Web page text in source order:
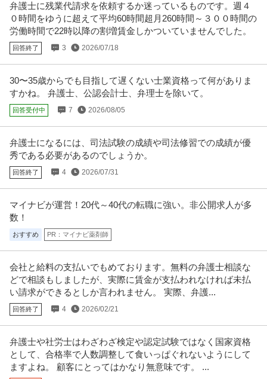
スターフォード司法書士事務所
新着 パート・アルバイト 未経験OK 交通費支給 昇給あり
年収235.3万円
しゅふの働くを応援！ [求人概要 【平日週3日～×5h～・扶養内、扶養外も
提供：キャリアインデックス転職
この条件の求人をもっと見る
弁護士に残業代請求を依頼するか迷っているものです。週４
０時間をゆうに超えて平均60時間超月260時間～３００時間の
労働時間で22時以降の割増賃金しかついていませんでした。
回答終了 3 2026/07/18
30〜35歳からでも目指して遅くない士業資格って何がありま
すかね。 弁護士、公認会計士、弁理士を除いて。
回答受付中 7 2026/08/05
弁護士になるには、司法試験の成績や司法修習での成績が優
秀である必要があるのでしょうか。
回答終了 4 2026/07/31
マイナビが運営！20代～40代の転職に強い。非公開求人が多
数！
おすすめ PR：マイナビ薬剤師
会社と給料の支払いでもめております。無料の弁護士相談な
どで相談もしましたが、実際に賃金が支払われなければ未払
い請求ができるとしか言われません。 実際、弁護...
回答終了 4 2026/02/21
弁護士や社労士はわざわざ検定や認定試験ではなく国家資格
として、合格率で人数調整して食いっぱぐれないようにして
ますよね。 顧客にとってはかなり無意味です。 ...